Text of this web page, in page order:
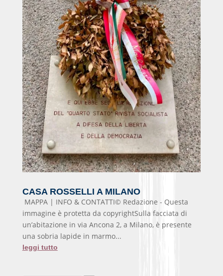
CASA ROSSELLI A MILANO
MAPPA | INFO & CONTATTI© Redazione - Questa
immagine è protetta da copyrightSulla facciata di
un’abitazione in via Ancona 2, a Milano, è presente
una sobria lapide in marmo...
leggi tutto